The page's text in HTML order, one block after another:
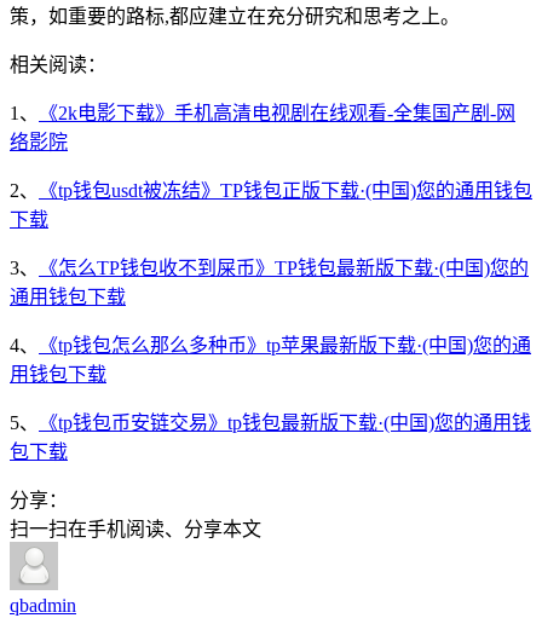
策，如重要的路标,都应建立在充分研究和思考之上。
相关阅读：
1、
《2k电影下载》手机高清电视剧在线观看-全集国产剧-网
络影院
2、
《tp钱包usdt被冻结》TP钱包正版下载·(中国)您的通用钱包
下载
3、
《怎么TP钱包收不到屎币》TP钱包最新版下载·(中国)您的
通用钱包下载
4、
《tp钱包怎么那么多种币》tp苹果最新版下载·(中国)您的通
用钱包下载
5、
《tp钱包币安链交易》tp钱包最新版下载·(中国)您的通用钱
包下载
分享：
扫一扫在手机阅读、分享本文
qbadmin